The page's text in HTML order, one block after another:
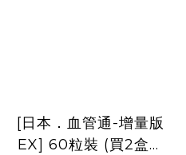
[日本．血管通-增量版
EX] 60粒裝 (買2盒送